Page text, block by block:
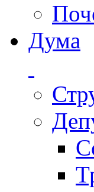
Дума